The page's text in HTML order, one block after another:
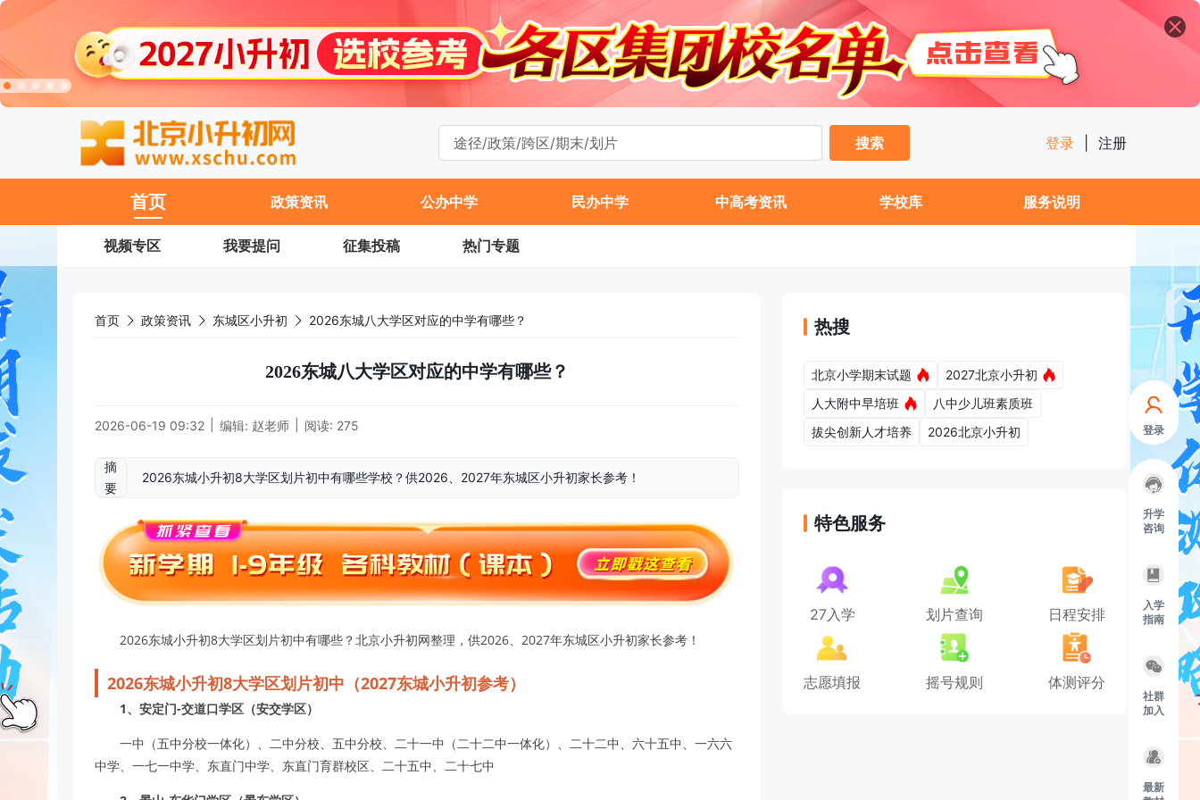
登录
升学
咨询
入学
指南
社群
加入
最新
搜索
登录 注册
首页 政策资讯 公办中学 民办中学 中高考资讯 学校库 服务说明
视频专区 我要提问 征集投稿 热门专题
首页 政策资讯 东城区小升初 2026东城八大学区对应的中学有哪些？
2026东城八大学区对应的中学有哪些？
2026-06-19 09:32 编辑: 赵老师 阅读: 275
摘
要
2026东城小升初8大学区划片初中有哪些学校？供2026、2027年东城区小升初家长参考！
2026东城小升初8大学区划片初中有哪些？北京小升初网整理，供2026、2027年东城区小升初家长参考！
2026东城小升初8大学区划片初中（2027东城小升初参考）
1、安定门-交道口学区（安交学区）
一中（五中分校一体化）、二中分校、五中分校、二十一中（二十二中一体化）、二十二中、六十五中、一六六
中学、一七一中学、东直门中学、东直门育群校区、二十五中、二十七中
热搜
北京小学期末试题
2027北京小升初
人大附中早培班
八中少儿班素质班
拔尖创新人才培养
2026北京小升初
特色服务
27入学 划片查询 日程安排
志愿填报 摇号规则 体测评分